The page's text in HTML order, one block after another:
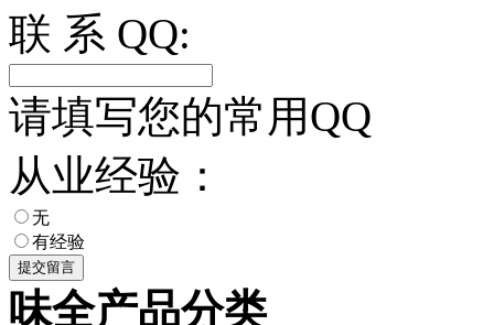
联 系 QQ:
请填写您的常用QQ
从业经验：
无
有经验
味全产品分类